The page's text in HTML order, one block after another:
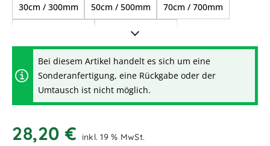
30cm / 300mm 50cm / 500mm 70cm / 700mm
1,50m / 1.500mm
2,00m / 2.000mm 2,50m / 2.500mm
3,00m / 3.000mm
Bei diesem Artikel handelt es sich um eine
Sonderanfertigung, eine Rückgabe oder der
Umtausch ist nicht möglich.
28,20 €
inkl. 19 % MwSt.